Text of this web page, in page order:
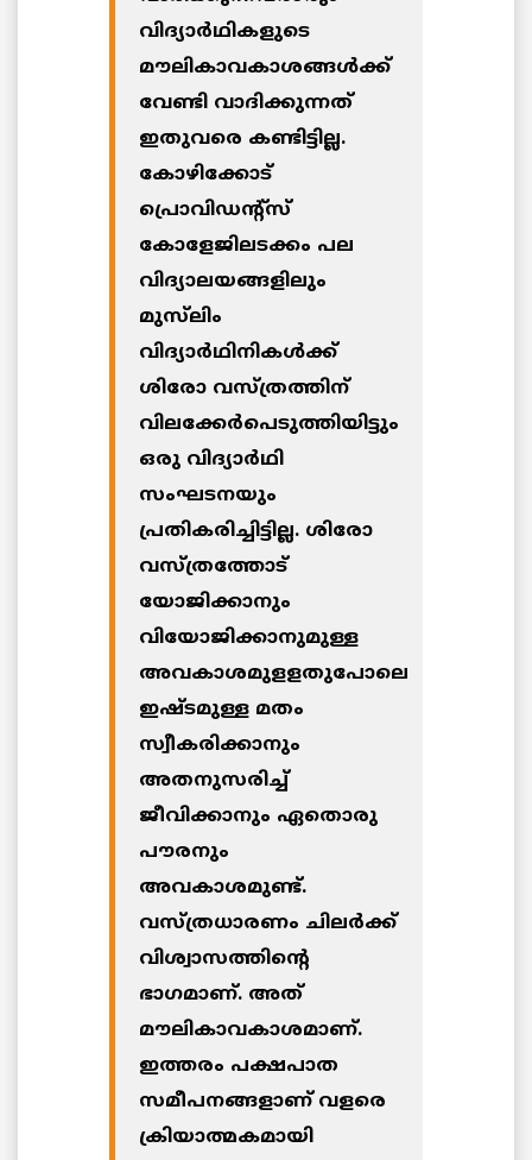
വിദ്യാര്‍ഥികളുടെ
മൗലികാവകാശങ്ങള്‍ക്ക്
വേണ്ടി വാദിക്കുന്നത്
ഇതുവരെ കണ്ടിട്ടില്ല.
കോഴിക്കോട്
പ്രൊവിഡന്റ്‌സ്
കോളേജിലടക്കം പല
വിദ്യാലയങ്ങളിലും
മുസ്‌ലിം
വിദ്യാര്‍ഥിനികള്‍ക്ക്
ശിരോ വസ്ത്രത്തിന്
വിലക്കേര്‍പെടുത്തിയിട്ടും
ഒരു വിദ്യാര്‍ഥി
സംഘടനയും
പ്രതികരിച്ചിട്ടില്ല. ശിരോ
വസ്ത്രത്തോട്
യോജിക്കാനും
വിയോജിക്കാനുമുള്ള
അവകാശമുളളതുപോലെ
ഇഷ്ടമുള്ള മതം
സ്വീകരിക്കാനും
അതനുസരിച്ച്
ജീവിക്കാനും ഏതൊരു
പൗരനും
അവകാശമുണ്ട്.
വസ്ത്രധാരണം ചിലര്‍ക്ക്
വിശ്വാസത്തിന്റെ
ഭാഗമാണ്. അത്
മൗലികാവകാശമാണ്.
ഇത്തരം പക്ഷപാത
സമീപനങ്ങളാണ് വളരെ
ക്രിയാത്മകമായി